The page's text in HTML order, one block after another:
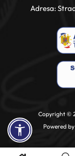
Adresa:
Copyright ©
Powered by